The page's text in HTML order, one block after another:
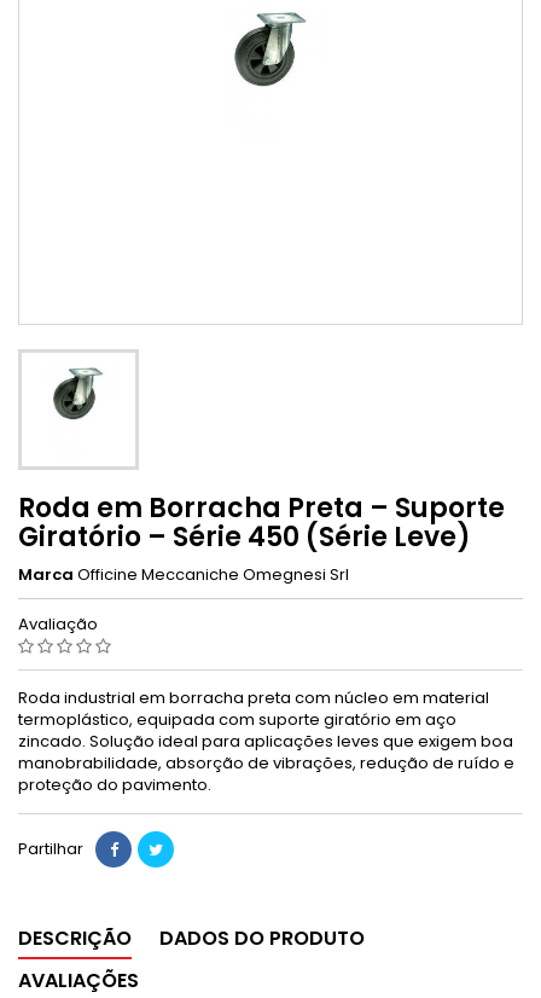
Roda em Borracha Preta – Suporte
Giratório – Série 450 (Série Leve)
Marca Officine Meccaniche Omegnesi Srl
Avaliação
Roda industrial em borracha preta com núcleo em material
termoplástico, equipada com suporte giratório em aço
zincado. Solução ideal para aplicações leves que exigem boa
manobrabilidade, absorção de vibrações, redução de ruído e
proteção do pavimento.
Partilhar
DESCRIÇÃO
DADOS DO PRODUTO
AVALIAÇÕES